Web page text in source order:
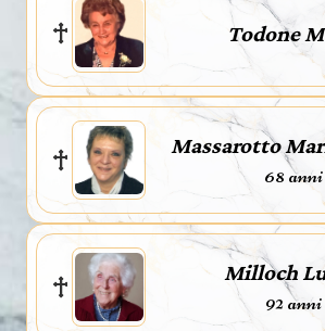
Todone
Massarotto
68 anni
Milloch
92 anni